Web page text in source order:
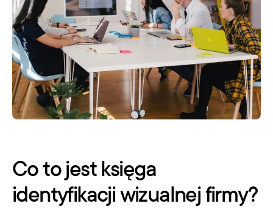
Co to jest księga
identyfikacji wizualnej firmy?